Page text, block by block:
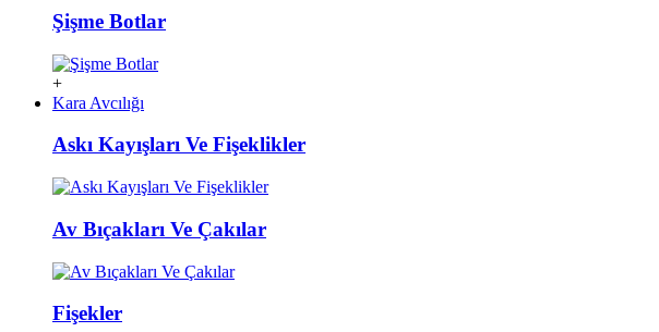
Şişme Botlar
+
Kara Avcılığı
Askı Kayışları Ve Fişeklikler
Av Bıçakları Ve Çakılar
Fişekler